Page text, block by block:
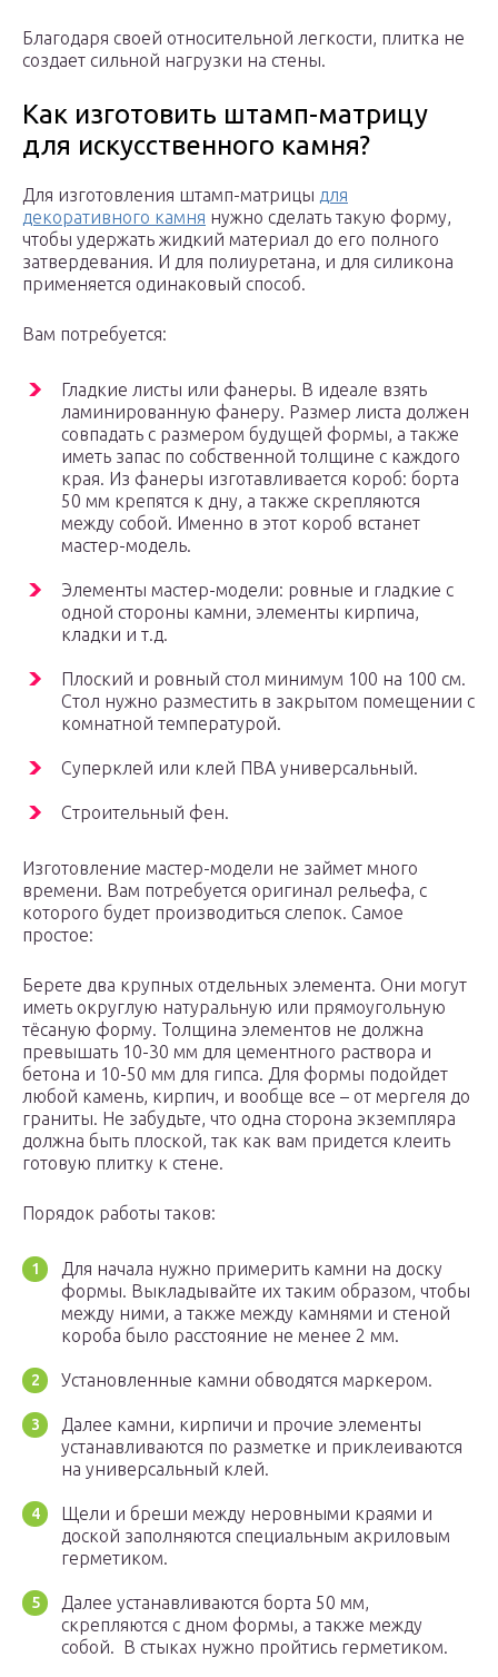
Благодаря своей относительной легкости, плитка не
создает сильной нагрузки на стены.
Как изготовить штамп-матрицу
для искусственного камня?
Для изготовления штамп-матрицы для
декоративного камня нужно сделать такую форму,
чтобы удержать жидкий материал до его полного
затвердевания. И для полиуретана, и для силикона
применяется одинаковый способ.
Вам потребуется:
Гладкие листы или фанеры. В идеале взять
ламинированную фанеру. Размер листа должен
совпадать с размером будущей формы, а также
иметь запас по собственной толщине с каждого
края. Из фанеры изготавливается короб: борта
50 мм крепятся к дну, а также скрепляются
между собой. Именно в этот короб встанет
мастер-модель.
Элементы мастер-модели: ровные и гладкие с
одной стороны камни, элементы кирпича,
кладки и т.д.
Плоский и ровный стол минимум 100 на 100 см.
Стол нужно разместить в закрытом помещении с
комнатной температурой.
Суперклей или клей ПВА универсальный.
Строительный фен.
Изготовление мастер-модели не займет много
времени. Вам потребуется оригинал рельефа, с
которого будет производиться слепок. Самое
простое:
Берете два крупных отдельных элемента. Они могут
иметь округлую натуральную или прямоугольную
тёсаную форму. Толщина элементов не должна
превышать 10-30 мм для цементного раствора и
бетона и 10-50 мм для гипса. Для формы подойдет
любой камень, кирпич, и вообще все – от мергеля до
граниты. Не забудьте, что одна сторона экземпляра
должна быть плоской, так как вам придется клеить
готовую плитку к стене.
Порядок работы таков:
Для начала нужно примерить камни на доску
формы. Выкладывайте их таким образом, чтобы
между ними, а также между камнями и стеной
короба было расстояние не менее 2 мм.
Установленные камни обводятся маркером.
Далее камни, кирпичи и прочие элементы
устанавливаются по разметке и приклеиваются
на универсальный клей.
Щели и бреши между неровными краями и
доской заполняются специальным акриловым
герметиком.
Далее устанавливаются борта 50 мм,
скрепляются с дном формы, а также между
собой. В стыках нужно пройтись герметиком.